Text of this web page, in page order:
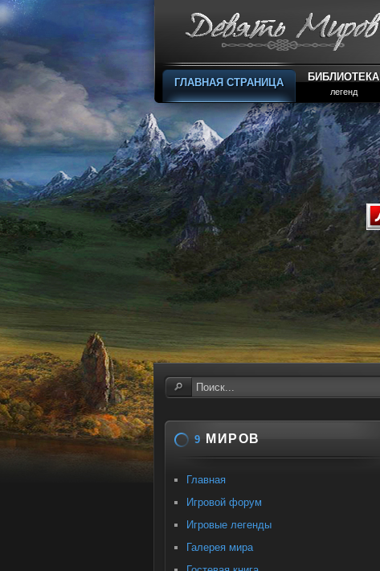
ГЛАВНАЯ СТРАНИЦА БИБЛИОТЕКА
легенд
9 МИРОВ
Главная
Игровой форум
Игровые легенды
Галерея мира